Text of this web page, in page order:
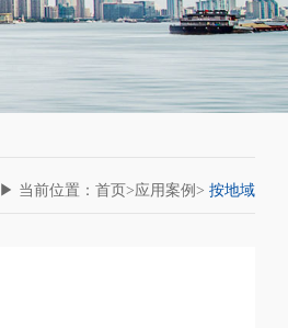
▶ 当前位置：首页>应用案例> 按地域